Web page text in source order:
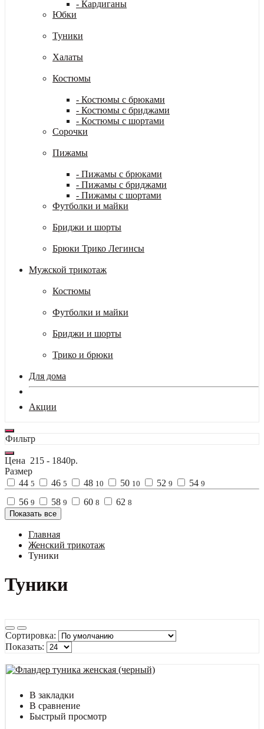
- Кардиганы
Юбки
Туники
Халаты
Костюмы
- Костюмы с брюками
- Костюмы с бриджами
- Костюмы с шортами
Сорочки
Пижамы
- Пижамы с брюками
- Пижамы с бриджами
- Пижамы с шортами
Футболки и майки
Бриджи и шорты
Брюки Трико Легинсы
Мужской трикотаж
Костюмы
Футболки и майки
Бриджи и шорты
Трико и брюки
Для дома
Акции
Фильтр
Цена 215 - 1840р.
Размер
44 5 46 5 48 10 50 10 52 9 54 9
56 9 58 9 60 8 62 8
Показать все
Главная
Женский трикотаж
Туники
Туники
Сортировка:
Показать:
В закладки
В сравнение
Быстрый просмотр